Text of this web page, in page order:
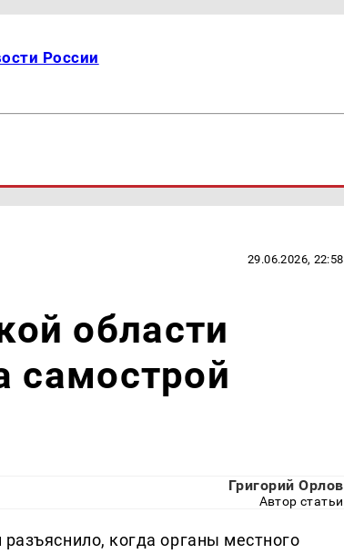
России
29.06.2026, 22:58
области
самострой
Григорий Орлов
Автор статьи
когда органы местного